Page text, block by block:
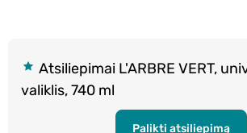
Atsiliepimai L'ARBRE VERT,
valiklis, 740 ml
Palikti atsiliepimą